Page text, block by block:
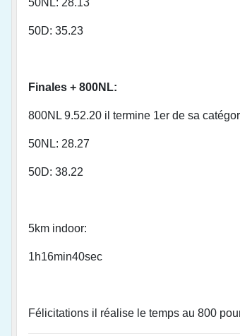
50NL: 28.13
50D: 35.23
Finales + 800NL:
800NL 9.52.20 il termine 1er de sa
50NL: 28.27
50D: 38.22
5km indoor:
1h16min40sec
Félicitations il réalise le temps au 800